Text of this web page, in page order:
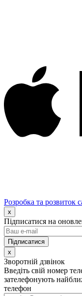
Розробка та розвиток
x
Підписатися на
x
Зворотній дзвінок
Введіть свій номер
зателефонують
телефон